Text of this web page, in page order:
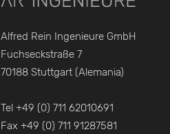
Alfred Rein Ingenieure GmbH
Fuchseckstraße 7
70188 Stuttgart (Alemania)
Tel +49 (0) 711 62010691
Fax +49 (0) 711 91287581